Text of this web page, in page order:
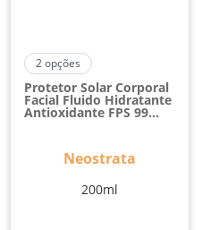
2opções
Protetor Solar Corporal
Facial Fluido Hidratante
Antioxidante FPS 99
Neostrata
200ml